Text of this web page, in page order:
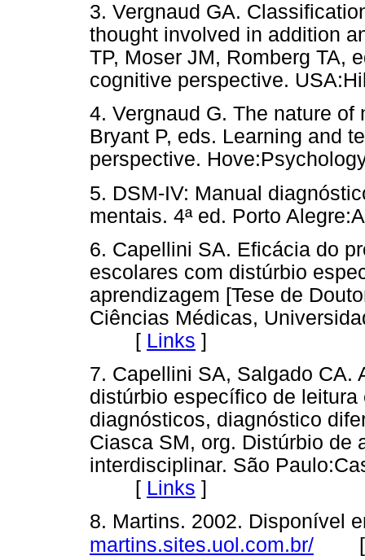
3. Vergnaud GA.
thought involved in addition
TP, Moser JM, Romberg TA,
cognitive perspective.
4. Vergnaud G. The nature
Bryant P, eds. Learning and
perspective.
5. DSM-IV: Manual
mentais. 4ª ed. Porto
6. Capellini SA. Eficácia do
escolares com distúrbio
aprendizagem [Tese de
Ciências Médicas,
[ Links ]
7. Capellini SA, Salgado CA.
distúrbio específico de
diagnósticos, diagnóstico
Ciasca SM, org. Distúrbio de
interdisciplinar. São
[ Links ]
8. Martins. 2002. Disponível
martins.sites.uol.com.br/